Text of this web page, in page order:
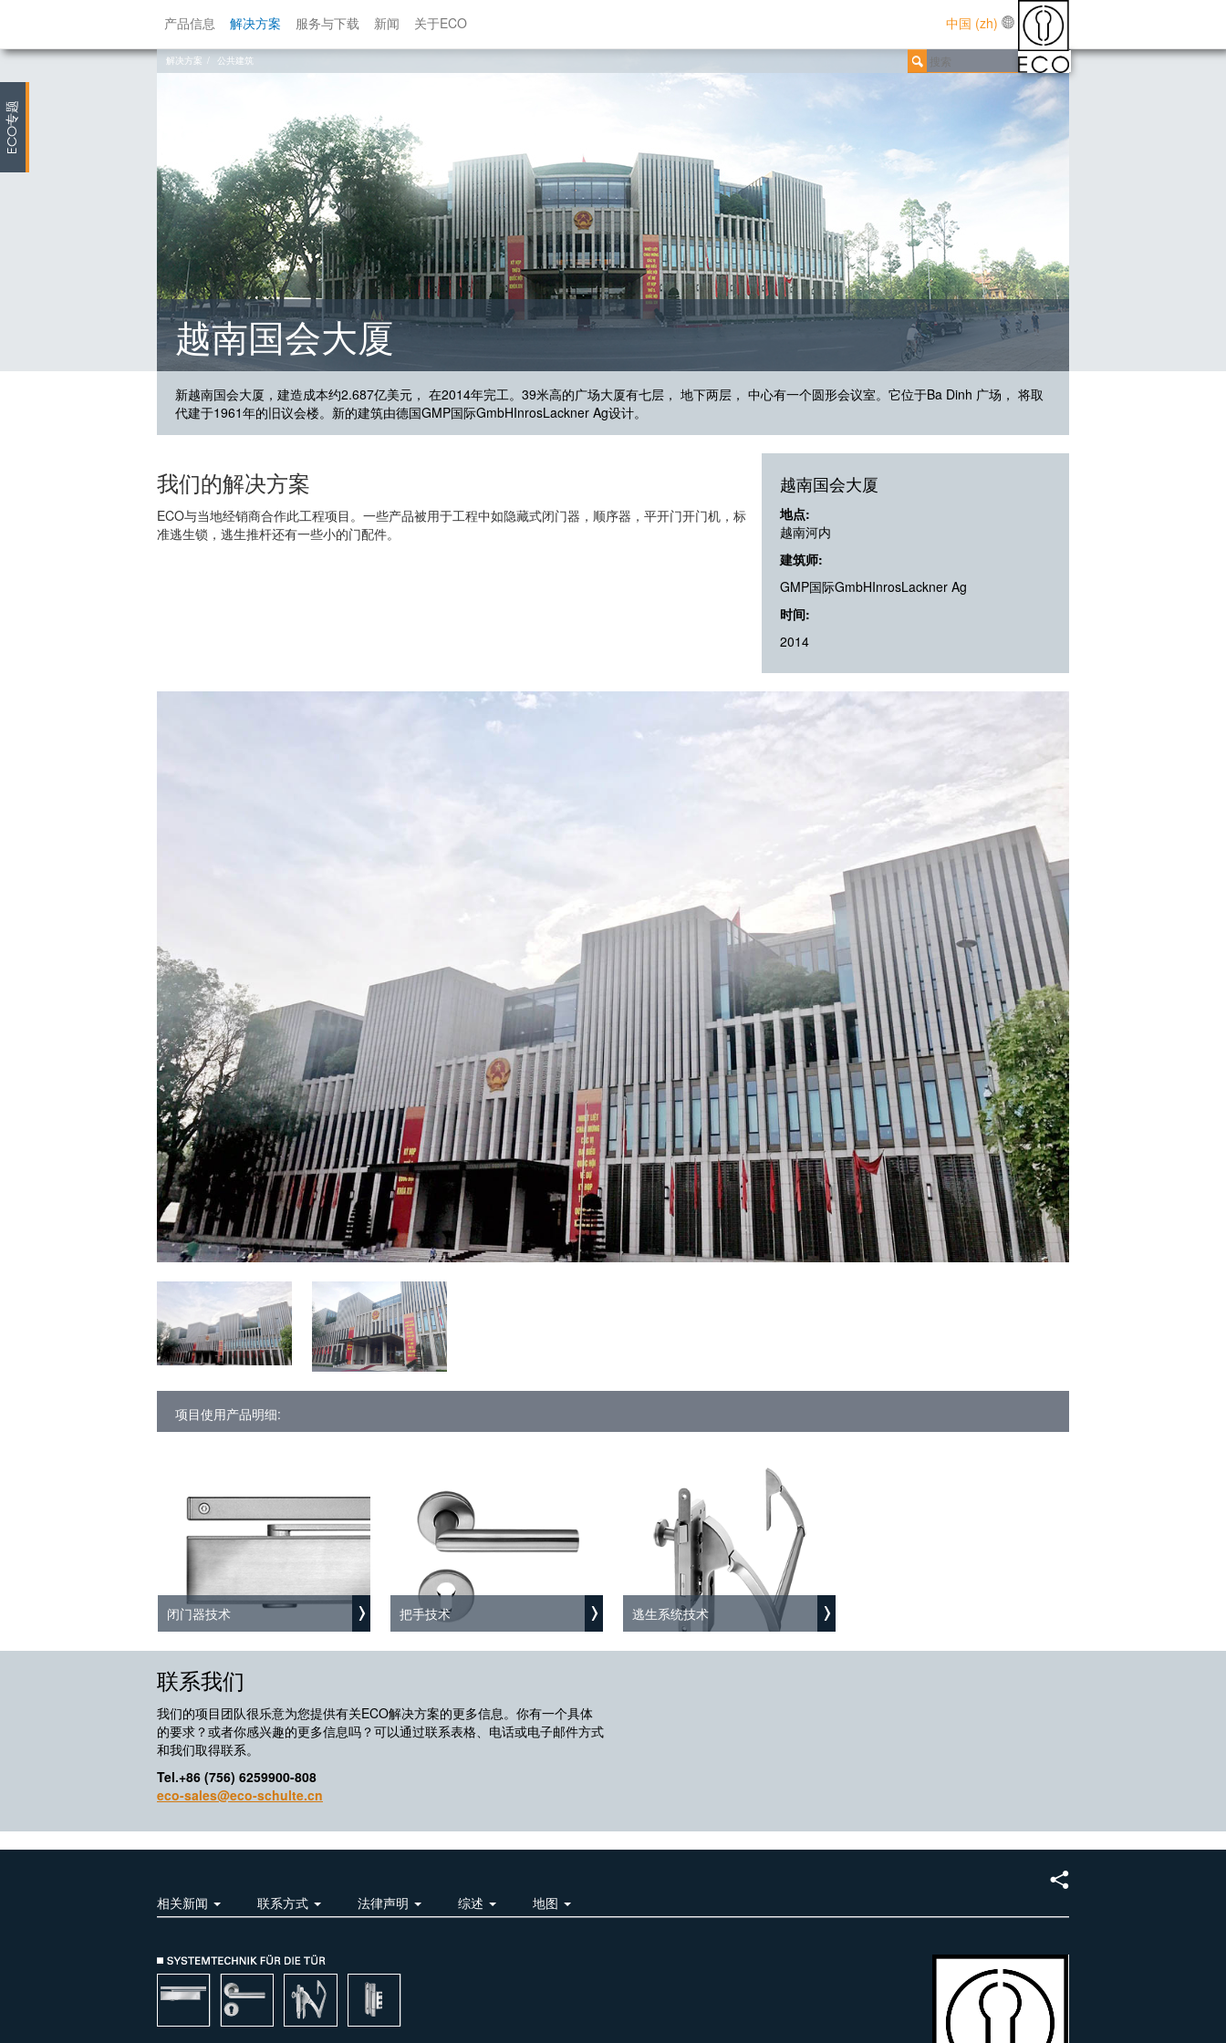
ECO
专题
产品信息 解决方案 服务与下载 新闻 关于ECO 中国 (zh)
解决方案 公共建筑
越南国会大厦
新越南国会大厦，建造成本约2.687亿美元， 在2014年完工。39米高的广场大厦有七层， 地下两层， 中心有一个圆形会议室。它位于Ba Dinh 广场， 将取
代建于1961年的旧议会楼。新的建筑由德国GMP国际GmbHInrosLackner Ag设计。
我们的解决方案
ECO与当地经销商合作此工程项目。一些产品被用于工程中如隐藏式闭门器，顺序器，平开门开门机，标
准逃生锁，逃生推杆还有一些小的门配件。
越南国会大厦
地点:
越南河内
建筑师:
GMP国际GmbHInrosLackner Ag
时间:
2014
项目使用产品明细:
闭门器技术 把手技术 逃生系统技术
联系我们
我们的项目团队很乐意为您提供有关ECO解决方案的更多信息。你有一个具体
的要求？或者你感兴趣的更多信息吗？可以通过联系表格、电话或电子邮件方式
和我们取得联系。
Tel.+86 (756) 6259900-808
eco-sales@eco-schulte.cn
相关新闻 联系方式 法律声明 综述 地图